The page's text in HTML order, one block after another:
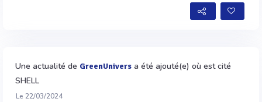
Une actualité de GreenUnivers a été ajouté(e) où est cité
SHELL
Le 22/03/2024